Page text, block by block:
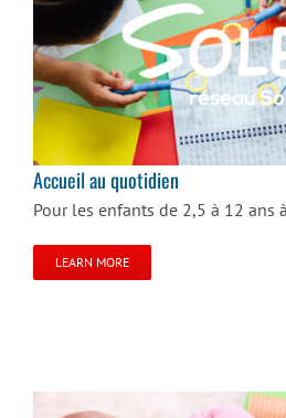
Accueil au
Accueil au quotidien
Pour les enfants de 2,5 à 12 ans
LEARN MORE